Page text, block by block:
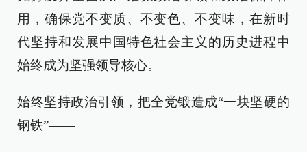
用，确保党不变质、不变色、不变味，在新时
代坚持和发展中国特色社会主义的历史进程中
始终成为坚强领导核心。
始终坚持政治引领，把全党锻造成“一块坚硬的
钢铁”——